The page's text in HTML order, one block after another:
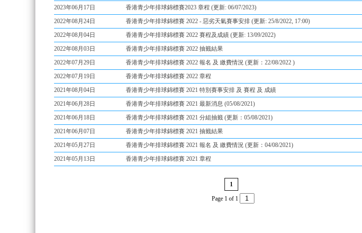
2023年06月17日
香港青少年排球錦標賽2023 章程 (更新: 06/07/2023)
2022年08月24日
香港青少年排球錦標賽 2022 - 惡劣天氣賽事安排 (更新: 25/8/2022, 17:00)
2022年08月04日
香港青少年排球錦標賽 2022 賽程及成績 (更新: 13/09/2022)
2022年08月03日
香港青少年排球錦標賽 2022 抽籤結果
2022年07月29日
香港青少年排球錦標賽 2022 報名 及 繳費情況 (更新：22/08/2022 )
2022年07月19日
香港青少年排球錦標賽 2022 章程
2021年08月04日
香港青少年排球錦標賽 2021 特別賽事安排 及 賽程 及 成績
2021年06月28日
香港青少年排球錦標賽 2021 最新消息 (05/08/2021)
2021年06月18日
香港青少年排球錦標賽 2021 分組抽籤 (更新：05/08/2021)
2021年06月07日
香港青少年排球錦標賽 2021 抽籤結果
2021年05月27日
香港青少年排球錦標賽 2021 報名 及 繳費情況 (更新：04/08/2021)
2021年05月13日
香港青少年排球錦標賽 2021 章程
1
Page 1 of 1